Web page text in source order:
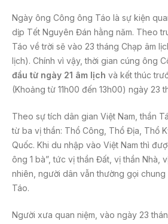
Ngày ông Công ông Táo là sự kiện
dịp Tết Nguyên Đán hằng năm. Theo
Táo về trời sẽ vào 23 tháng Chạp âm
lịch). Chính vì vậy, thời gian cúng ông
đầu từ ngày 21 âm lịch và kết thúc
(Khoảng từ 11h00 đến 13h00) ngày 23
Theo sự tích dân gian Việt Nam, thần
từ ba vị thần: Thổ Công, Thổ Địa, Thổ
Quốc. Khi du nhập vào Việt Nam thì
ông 1 bà”, tức vị thần Đất, vị thần Nhà,
nhiên, người dân vẫn thường gọi
Táo.
Người xưa quan niệm, vào ngày 23